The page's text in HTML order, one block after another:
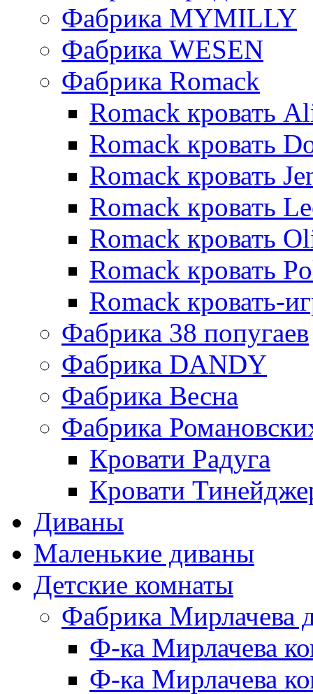
Фабрика MYMILLY
Фабрика WESEN
Фабрика Romack
Romack кровать
Romack кровать
Romack кровать
Romack кровать
Romack кровать
Romack кровать
Romack кровать-
Фабрика 38 попугаев
Фабрика DАNDY
Фабрика Весна
Фабрика
Кровати Радуга
Кровати
Диваны
Маленькие диваны
Детские комнаты
Фабрика Мирлачева
Ф-ка Мирлачева
Ф-ка Мирлачева